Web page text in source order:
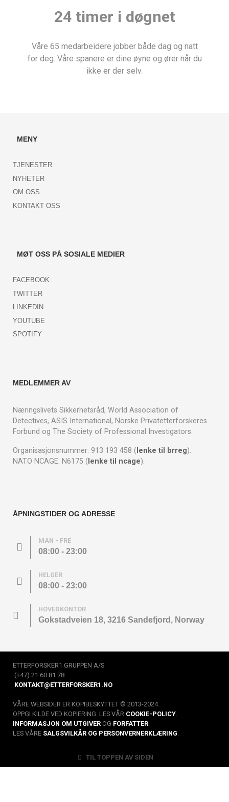
24 timer i døgnet
Våre 65 medarbeidere jobber både dag og natt
for deg. Våre spanere er dine øyne og ører når du
ikke er der selv.
MENY
TJENESTER
NYHETER
OM OSS
KONTAKT OSS
MØT OSS PÅ SOSIALE MEDIER
FACEBOOK
TWITTER
LINKEDIN
YOUTUBE
SPOTIFY
MEDLEMMER AV
Næringslivets Sikkerhetsråd, World Association of
Detectives, ASIS International, Norske Privatetterforskeres
Forbund og The Society of Professional Investigators.
Organisasjonsnummer: 913 193 458 ( lenke til brreg).
NATO NCAGE: N6175 ( lenke til ncage).
ÅPNINGSTIDER OG ADRESSE
MAN - FRE
08:00 - 23:00
HELGER
08:00 - 23:00
HOVEDKONTOR
Gokstadveien 18, 3216 Sandefjord, Norway
ETTERFORSKER1 GRUPPEN A/S
(+47) 21 60 81 78
KONTAKT@ETTERFORSKER1.NO
VÅRE WEBSIDER ER KOPIBESKYTTET © 2013-2024.
OPPGI KILDE VED KOPIERING. LES VÅR COOKIE-POLICY.
INFORMASJON OM UTGIVER OG FORFATTER.
LES VÅRE SALGSVILKÅR OG PERSONVERNERKLÆRING.
TIL TOPPEN AV SIDEN